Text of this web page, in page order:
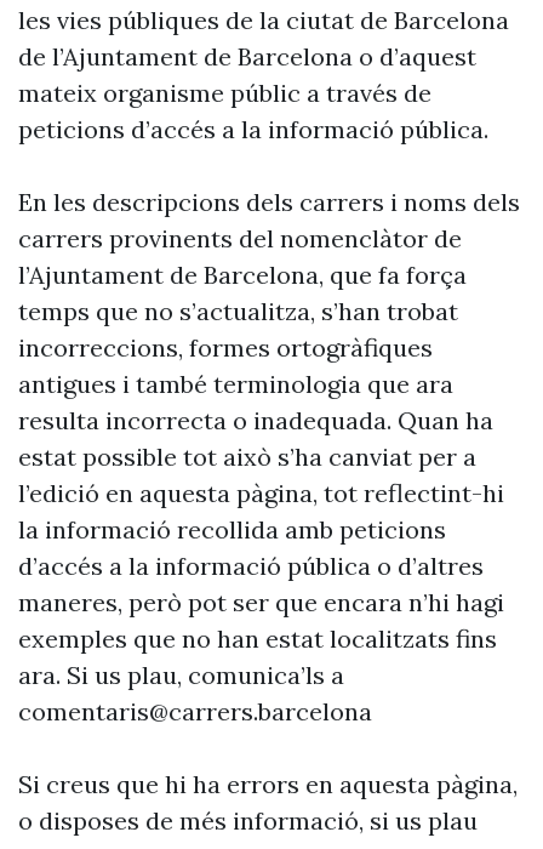
les vies públiques de la ciutat de Barcelona
de l’Ajuntament de Barcelona o d’aquest
mateix organisme públic a través de
peticions d’accés a la informació pública.
En les descripcions dels carrers i noms dels
carrers provinents del nomenclàtor de
l’Ajuntament de Barcelona, que fa força
temps que no s’actualitza, s’han trobat
incorreccions, formes ortogràfiques
antigues i també terminologia que ara
resulta incorrecta o inadequada. Quan ha
estat possible tot això s’ha canviat per a
l’edició en aquesta pàgina, tot reflectint-hi
la informació recollida amb peticions
d’accés a la informació pública o d’altres
maneres, però pot ser que encara n’hi hagi
exemples que no han estat localitzats fins
ara. Si us plau, comunica’ls a
comentaris@carrers.barcelona
Si creus que hi ha errors en aquesta pàgina,
o disposes de més informació, si us plau